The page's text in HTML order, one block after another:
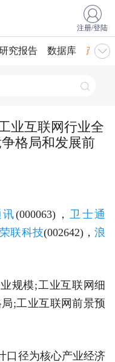
注册/登陆
究报告 数据库 产业
业互联网行业全
格局和发展前
(000063)， 卫士通
荣联科技(002642)，浪
规模;工业互联网细
;工业互联网前景预
口径为核心产业经济